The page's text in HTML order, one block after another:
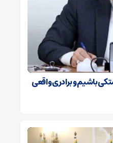
باشیم و برادری واقعی